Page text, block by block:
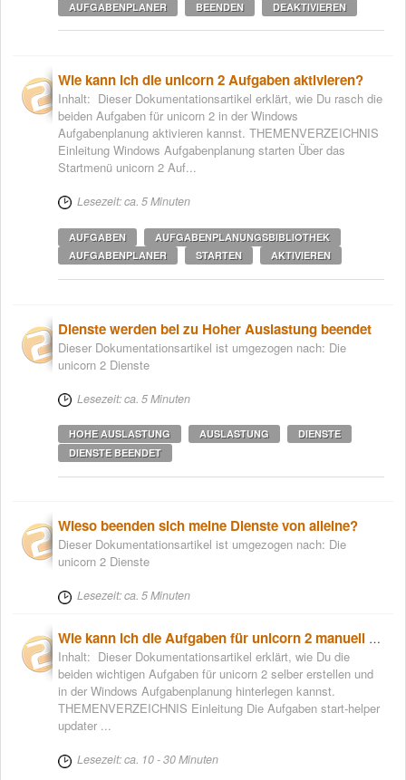
AUFGABENPLANER
BEENDEN DEAKTIVIEREN
Wie kann ich die unicorn 2 Aufgaben aktivieren?
Inhalt: Dieser Dokumentationsartikel erklärt, wie Du rasch die
beiden Aufgaben für unicorn 2 in der Windows
Aufgabenplanung aktivieren kannst. THEMENVERZEICHNIS
Einleitung Windows Aufgabenplanung starten Über das
Startmenü unicorn 2 Auf...
Lesezeit: ca. 5 Minuten
AUFGABEN
AUFGABENPLANUNGSBIBLIOTHEK
AUFGABENPLANER
STARTEN AKTIVIEREN
Dienste werden bei zu Hoher Auslastung beendet
Dieser Dokumentationsartikel ist umgezogen nach: Die
unicorn 2 Dienste
Lesezeit: ca. 5 Minuten
HOHE AUSLASTUNG AUSLASTUNG
DIENSTE
DIENSTE BEENDET
Wieso beenden sich meine Dienste von alleine?
Dieser Dokumentationsartikel ist umgezogen nach: Die
unicorn 2 Dienste
Lesezeit: ca. 5 Minuten
Wie kann ich die Aufgaben für unicorn 2 manuell anlegen?
Inhalt: Dieser Dokumentationsartikel erklärt, wie Du die
beiden wichtigen Aufgaben für unicorn 2 selber erstellen und
in der Windows Aufgabenplanung hinterlegen kannst.
THEMENVERZEICHNIS Einleitung Die Aufgaben start-helper
updater ...
Lesezeit: ca. 10 - 30 Minuten